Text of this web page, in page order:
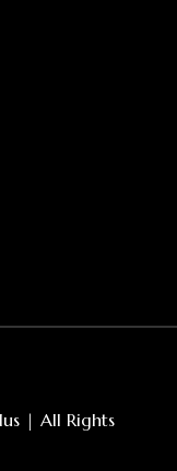
| All Rights